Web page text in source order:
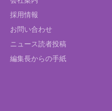
採用情報
お問い合わせ
ニュース読者投稿
編集長からの手紙